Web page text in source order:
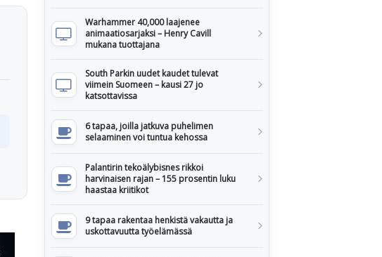
Warhammer 40,000 laajenee
animaatiosarjaksi – Henry Cavill
mukana tuottajana
South Parkin uudet kaudet tulevat
viimein Suomeen – kausi 27 jo
katsottavissa
6 tapaa, joilla jatkuva puhelimen
selaaminen voi tuntua kehossa
Palantirin tekoälybisnes rikkoi
harvinaisen rajan – 155 prosentin luku
haastaa kriitikot
9 tapaa rakentaa henkistä vakautta ja
uskottavuutta työelämässä